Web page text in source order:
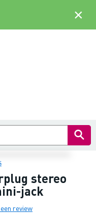
stereo
jack
review
×